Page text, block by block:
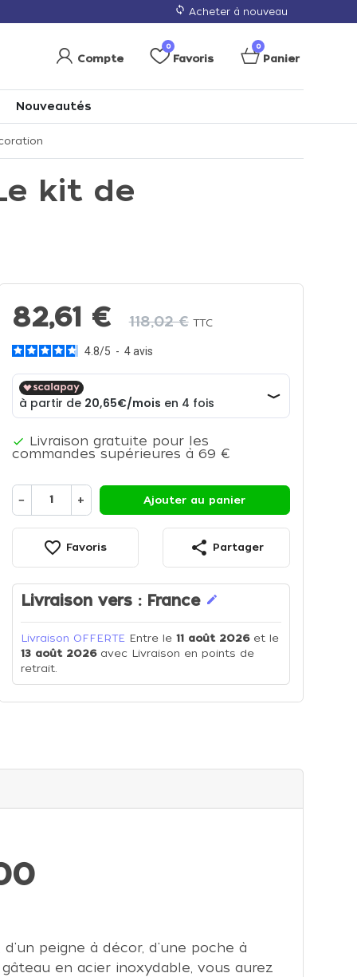
loop Acheter à nouveau
Compte
0
Favoris
0
Panier
Nouveautés
kit de
82,61 € 118,02 € TTC
4.8/5 - 4avis
 Livraison gratuite pour les
commandes supérieures à 69 €
− + Ajouter au panier
favorite_border Favoris share Partager
Livraison vers : France edit
Livraison OFFERTE Entre le 11 août 2026et le
13 août 2026avec Livraison en points de
retrait.
peigne à décor, d'une poche à
en acier inoxydable, vous aurez